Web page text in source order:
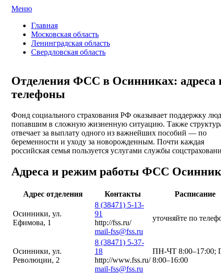
Меню
Главная
Московская область
Ленинградская область
Свердловская область
Отделения ФСС в Осинниках: адреса
телефоны
Фонд социального страхования РФ оказывает поддержку
попавшим в сложную жизненную ситуацию. Также
отвечает за выплату одного из важнейших пособий — по
беременности и уходу за новорожденным. Почти каждая
российская семья пользуется услугами службы
Адреса и режим работы ФСС
Адрес отделения Контакты Расписание
Осинники, ул.
Ефимова, 1
8 (38471) 5-13-
91
http://fss.ru/
mail-fss@fss.ru
уточняйте по
Осинники, ул.
Революции, 2
8 (38471) 5-37-
18
http://www.fss.ru/
mail-fss@fss.ru
ПН-ЧТ 8:00–17:00;
8:00–16:00